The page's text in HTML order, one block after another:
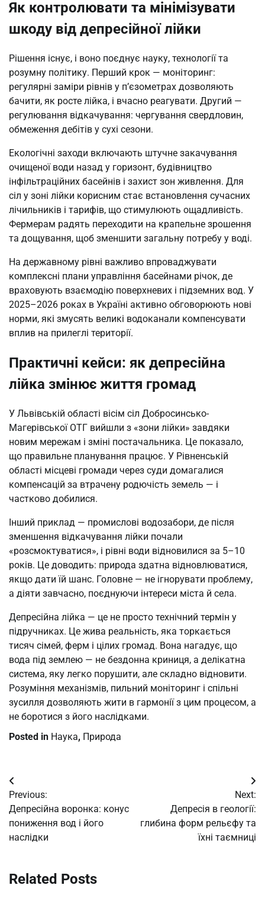
Як контролювати та мінімізувати
шкоду від депресійної лійки
Рішення існує, і воно поєднує науку, технології та
розумну політику. Перший крок — моніторинг:
регулярні заміри рівнів у п’єзометрах дозволяють
бачити, як росте лійка, і вчасно реагувати. Другий —
регулювання відкачування: чергування свердловин,
обмеження дебітів у сухі сезони.
Екологічні заходи включають штучне закачування
очищеної води назад у горизонт, будівництво
інфільтраційних басейнів і захист зон живлення. Для
сіл у зоні лійки корисним стає встановлення сучасних
лічильників і тарифів, що стимулюють ощадливість.
Фермерам радять переходити на крапельне зрошення
та дощування, щоб зменшити загальну потребу у воді.
На державному рівні важливо впроваджувати
комплексні плани управління басейнами річок, де
враховують взаємодію поверхневих і підземних вод. У
2025–2026 роках в Україні активно обговорюють нові
норми, які змусять великі водоканали компенсувати
вплив на прилеглі території.
Практичні кейси: як депресійна
лійка змінює життя громад
У Львівській області вісім сіл Добросинсько-
Магерівської ОТГ вийшли з «зони лійки» завдяки
новим мережам і зміні постачальника. Це показало,
що правильне планування працює. У Рівненській
області місцеві громади через суди домагалися
компенсацій за втрачену родючість земель — і
частково добилися.
Інший приклад — промислові водозабори, де після
зменшення відкачування лійки почали
«розсмоктуватися», і рівні води відновилися за 5–10
років. Це доводить: природа здатна відновлюватися,
якщо дати їй шанс. Головне — не ігнорувати проблему,
а діяти завчасно, поєднуючи інтереси міста й села.
Депресійна лійка — це не просто технічний термін у
підручниках. Це жива реальність, яка торкається
тисяч сімей, ферм і цілих громад. Вона нагадує, що
вода під землею — не бездонна криниця, а делікатна
система, яку легко порушити, але складно відновити.
Розуміння механізмів, пильний моніторинг і спільні
зусилля дозволяють жити в гармонії з цим процесом, а
не боротися з його наслідками.
Posted in Наука, Природа
Post
navigation
Previous:
Депресійна воронка: конус
пониження вод і його
наслідки
Next:
Депресія в геології:
глибина форм рельєфу та
їхні таємниці
Related Posts